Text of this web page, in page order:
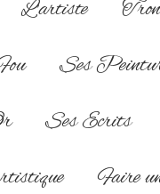
L’artiste
Ses
Ses Ecrits
Faire